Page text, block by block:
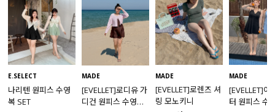
E.SELECT
나리텐 원피스 수영
복 SET
MADE
[EVELLET]로디유 가
디건 원피스 수영복
MADE
[EVELLET]로렌즈 셔
링 모노키니
MADE
[EVELLET]아
터 원피스 수